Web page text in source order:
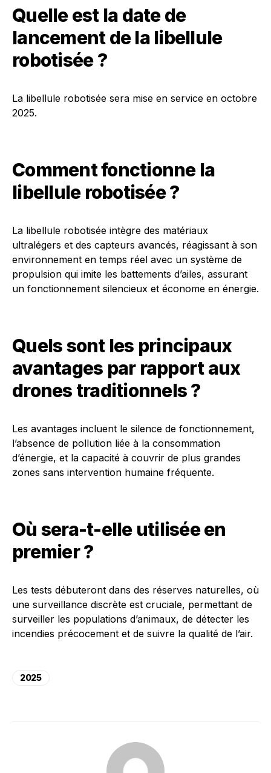
Quelle est la date de
lancement de la libellule
robotisée ?
La libellule robotisée sera mise en service en octobre
2025.
Comment fonctionne la
libellule robotisée ?
La libellule robotisée intègre des matériaux
ultralégers et des capteurs avancés, réagissant à son
environnement en temps réel avec un système de
propulsion qui imite les battements d’ailes, assurant
un fonctionnement silencieux et économe en énergie.
Quels sont les principaux
avantages par rapport aux
drones traditionnels ?
Les avantages incluent le silence de fonctionnement,
l’absence de pollution liée à la consommation
d’énergie, et la capacité à couvrir de plus grandes
zones sans intervention humaine fréquente.
Où sera-t-elle utilisée en
premier ?
Les tests débuteront dans des réserves naturelles, où
une surveillance discrète est cruciale, permettant de
surveiller les populations d’animaux, de détecter les
incendies précocement et de suivre la qualité de l’air.
2025